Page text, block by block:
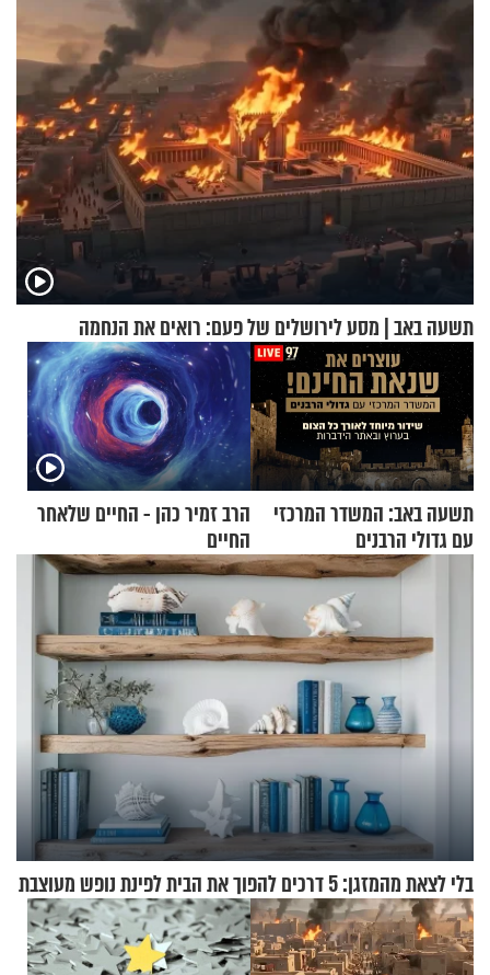
בנט בריאיון אישי שאפשר לעשות כבר היום
תשעה באב | מסע לירושלים של פעם: רואים את הנחמה
תשעה באב: המשדר המרכזי
עם גדולי הרבנים
הרב זמיר כהן - החיים שלאחר
החיים
בלי לצאת מהמזגן: 5 דרכים להפוך את הבית לפינת נופש מעוצבת